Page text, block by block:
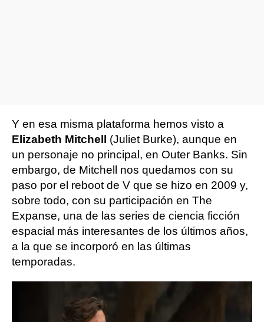
Y en esa misma plataforma hemos visto a
Elizabeth Mitchell
(Juliet Burke), aunque en
un personaje no principal, en Outer Banks. Sin
embargo, de Mitchell nos quedamos con su
paso por el reboot de V que se hizo en 2009 y,
sobre todo, con su participación en The
Expanse, una de las series de ciencia ficción
espacial más interesantes de los últimos años,
a la que se incorporó en las últimas
temporadas.